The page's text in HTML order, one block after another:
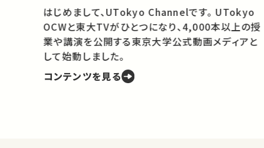
はじめまして、UTokyo Channelです。 UTokyo
OCWと東大TVがひとつになり、4,000本以上の授
業や講演を公開する東京大学公式動画メディアと
して始動しました。
コンテンツを見る